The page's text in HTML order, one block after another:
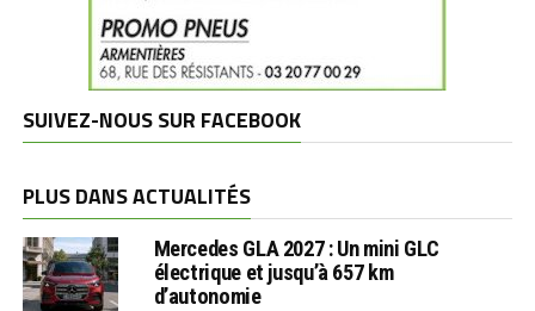
SUIVEZ-NOUS SUR FACEBOOK
PLUS DANS ACTUALITÉS
Mercedes GLA 2027 : Un mini GLC
électrique et jusqu’à 657 km
d’autonomie